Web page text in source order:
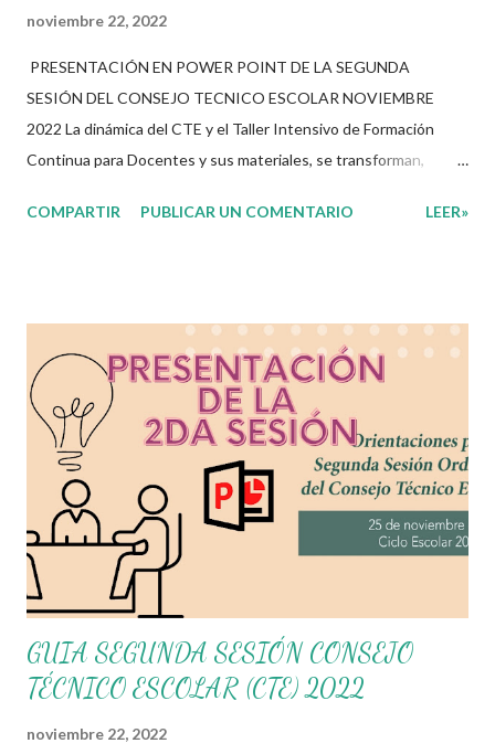
noviembre 22, 2022
PRESENTACIÓN EN POWER POINT DE LA SEGUNDA
SESIÓN DEL CONSEJO TECNICO ESCOLAR NOVIEMBRE
2022 La dinámica del CTE y el Taller Intensivo de Formación
Continua para Docentes y sus materiales, se transforman,
distinguirlos por momentos, y transitando de una guía de trabajo
Escuela Mexicana, se propone que el colectivo docente tome
decisiones sobre su organización, la gestión del tiempo acorde a
las necesidades de la escuela y las acciones que decidan
emprender para apropiarse y resignificar el Plan de Estudio
dentro y fuera de este espacio. En esta Primera Sesión
Ordinaria se les invita a que reflexionen y acuerden posibles
acciones a realizar colaborativamente en la escuela y con la
comunidad, a fin de atender las problemáticas identificad...
COMPARTIR PUBLICAR UN COMENTARIO LEER»
GUIA SEGUNDA SESIÓN CONSEJO
TÉCNICO ESCOLAR (CTE) 2022
noviembre 22, 2022